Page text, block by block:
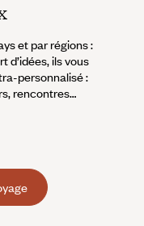
et par régions :
d’idées, ils vous
personnalisé :
rencontres…